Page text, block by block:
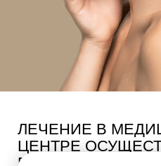
ЛЕЧЕНИЕ В
ЦЕНТРЕ